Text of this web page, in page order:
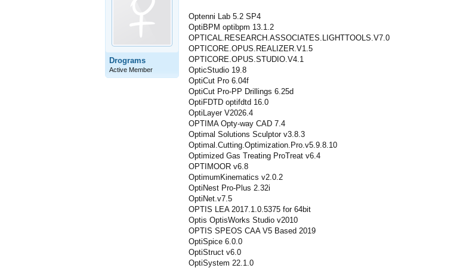
Drograms
Active Member
Optenni Lab 5.2 SP4
OptiBPM optibpm 13.1.2
OPTICAL.RESEARCH.ASSOCIATES.LIGHTTOOLS.V7.0
OPTICORE.OPUS.REALIZER.V1.5
OPTICORE.OPUS.STUDIO.V4.1
OpticStudio 19.8
OptiCut Pro 6.04f
OptiCut Pro-PP Drillings 6.25d
OptiFDTD optifdtd 16.0
OptiLayer V2026.4
OPTIMA Opty-way CAD 7.4
Optimal Solutions Sculptor v3.8.3
Optimal.Cutting.Optimization.Pro.v5.9.8.10
Optimized Gas Treating ProTreat v6.4
OPTIMOOR v6.8
OptimumKinematics v2.0.2
OptiNest Pro-Plus 2.32i
OptiNet.v7.5
OPTIS LEA 2017.1.0.5375 for 64bit
Optis OptisWorks Studio v2010
OPTIS SPEOS CAA V5 Based 2019
OptiSpice 6.0.0
OptiStruct v6.0
OptiSystem 22.1.0